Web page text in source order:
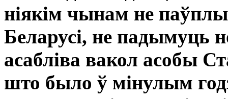
ніякім чынам не
Беларусі, не падымуць
асабліва вакол асобы
што было ў мінулым